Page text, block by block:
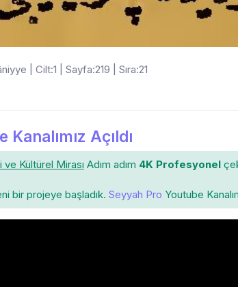
| Cilt:1 | Sayfa:219 | Sıra:21
Açıldı
ve Kültürel Mirası Adım adım 4K Profesyonel
bir projeye başladık. Seyyah Pro Youtube